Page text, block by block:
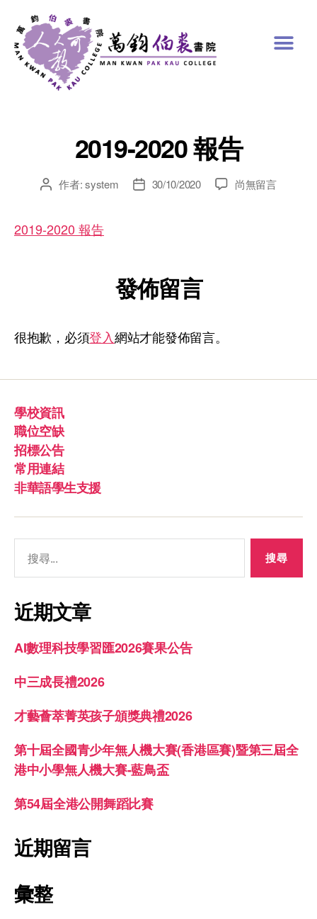
2019-2020 報告
作者:system 30/10/2020 尚無留言
2019-2020 報告
發佈留言
很抱歉，必須登入網站才能發佈留言。
學校資訊
職位空缺
招標公告
常用連結
非華語學生支援
近期文章
AI數理科技學習匯2026賽果公告
中三成長禮2026
才藝薈萃菁英孩子頒獎典禮2026
第十屆全國青少年無人機大賽(香港區賽)暨第三屆全
港中小學無人機大賽-藍鳥盃
第54屆全港公開舞蹈比賽
近期留言
彙整